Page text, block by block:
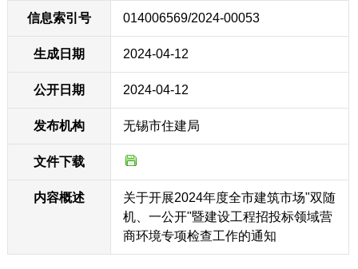
信息索引号 014006569/2024-00053
生成日期 2024-04-12
公开日期 2024-04-12
发布机构 无锡市住建局
文件下载
内容概述
关于开展2024年度全市建筑市场"双随
机、一公开"暨建设工程招投标领域营
商环境专项检查工作的通知